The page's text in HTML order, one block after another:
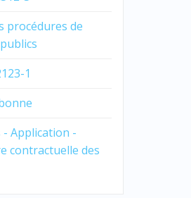
procédures de
1
- Application -
contractuelle des